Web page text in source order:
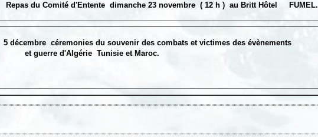
Repas du Comité d'Entente dimanche 23 novembre ( 12 h ) au Britt Hôtel FUMEL.
5 décembre céremonies du souvenir des combats et victimes des évènements
et guerre d'Algérie Tunisie et Maroc.